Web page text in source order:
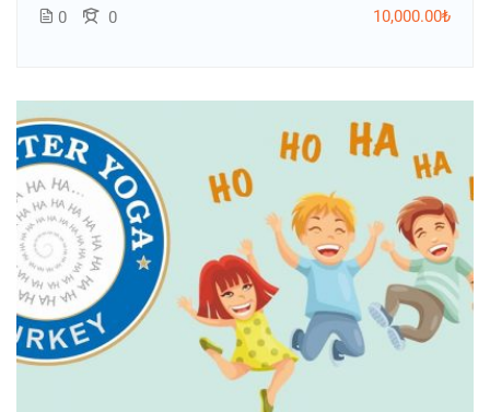
0 0 10,000.00₺